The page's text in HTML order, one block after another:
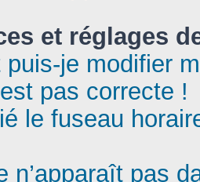
et réglages
puis-je modifier
pas correcte !
le fuseau
n’apparaît pas